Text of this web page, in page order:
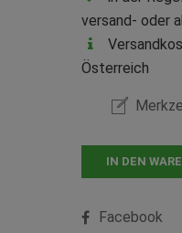
versand- oder
Österreich
IN DEN
Facebook